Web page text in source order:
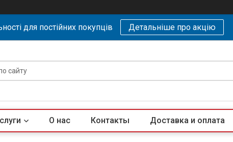
для постійних покупців Детальніше про акцію
О нас Контакты Доставка и оплата